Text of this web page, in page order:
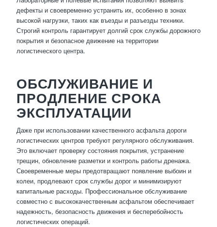
дефекты и своевременно устранить их, особенно в зонах
высокой нагрузки, таких как въезды и разъезды техники.
Строгий контроль гарантирует долгий срок службы дорожного
покрытия и безопасное движение на территории
логистического центра.
ОБСЛУЖИВАНИЕ И
ПРОДЛЕНИЕ СРОКА
ЭКСПЛУАТАЦИИ
Даже при использовании качественного асфальта дороги
логистических центров требуют регулярного обслуживания.
Это включает проверку состояния покрытия, устранение
трещин, обновление разметки и контроль работы дренажа.
Своевременные меры предотвращают появление выбоин и
колеи, продлевают срок службы дорог и минимизируют
капитальные расходы. Профессиональное обслуживание
совместно с высококачественным асфальтом обеспечивает
надежность, безопасность движения и бесперебойность
логистических операций.